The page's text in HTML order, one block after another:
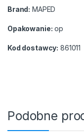
Brand: MAPED
Opakowanie: op
Kod dostawcy: 861011
Podobne